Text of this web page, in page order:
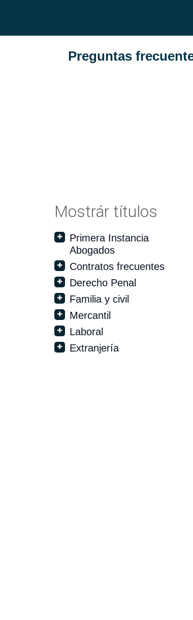
Preguntas
Mostrár títulos
Primera Instancia
Abogados
Contratos frecuentes
Derecho Penal
Familia y civil
Mercantil
Laboral
Extranjería